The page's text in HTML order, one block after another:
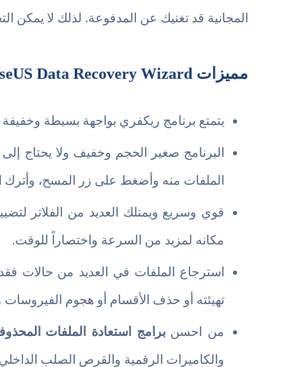
المجانية قد تغنيك عن المدفوعة. لذلك لا يمكن
مميزات EaseUS Data Recovery Wizard
يتمتع برنامج ريكفري بواجهة بسيطة وخفيفة
البرنامج صغير الحجم وخفيف ولا يحتاج
الملفات منه وأضغط على زر المسح، وأترك
قوي وسريع ويمتلك العديد من الفلاتر
مكانه لمزيد من السرعة واختصاراً للوقت.
استرجاع الملفات في العديد من حالات
تهيئته أو حذف الأقسام أو هجوم الفيروسات
من احسنبرامج استعادة الملفات
والكاميرات الرقمية والقرص الصلب